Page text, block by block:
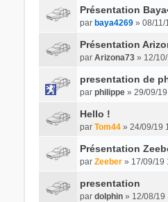
Présentation
par baya4269» 08/11/
Présentation
par Arizona73» 12/10/
presentation de
par philippe» 29/09/
Hello !
par Tom44» 24/09/19
Présentation
par Zeeber» 17/09/19
presentation
par dolphin» 12/08/19